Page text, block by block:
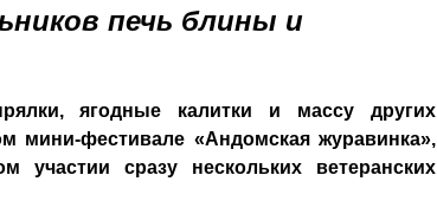
печь блины и
ягодные калитки и массу других
фестивале «Андомская журавинка»,
сразу нескольких ветеранских